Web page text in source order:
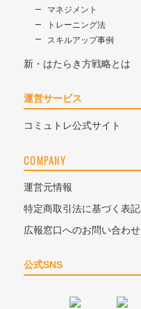
マネジメント
トレーニング法
スキルアップ事例
新・はたらき方戦略とは
運営サービス
コミュトレ公式サイト
COMPANY
運営元情報
特定商取引法に基づく表記
広報窓口へのお問い合わせ
公式SNS